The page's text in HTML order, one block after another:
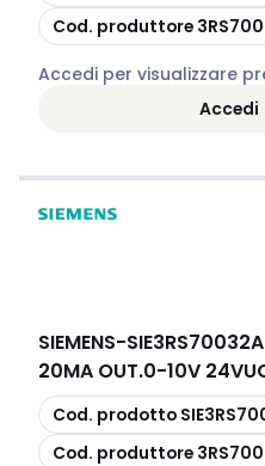
copia
Cod. produttore
Accedi per visualizzare
Accedi
SIEMENS-
20MA OUT.0-10V
copia
Cod. prodotto
copia
Cod. produttore